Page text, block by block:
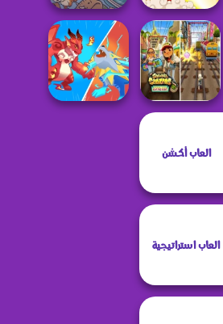
Brainrot Boing
Boing Merge
Dynamons 8
صب واي سيرفرس
العاب أكشن
العاب استراتيجية